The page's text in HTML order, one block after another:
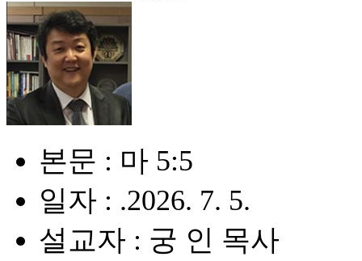
본문 : 마 5:5
일자 : .2026. 7. 5.
설교자 : 궁 인 목사